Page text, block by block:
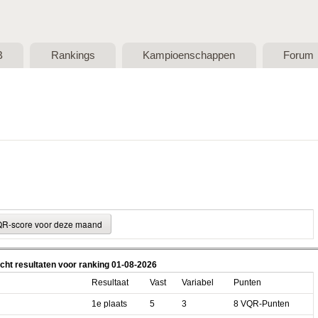
Rankings Kampioenschappen Forum
resultaten voor ranking 01-08-2026
Resultaat
Vast Variabel Punten
1e plaats 5 3 8 VQR-Punten